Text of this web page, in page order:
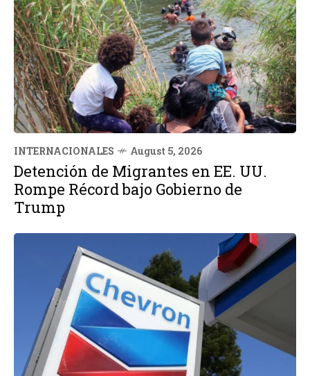
INTERNACIONALES August 5, 2026
Detención de Migrantes en EE. UU.
Rompe Récord bajo Gobierno de
Trump